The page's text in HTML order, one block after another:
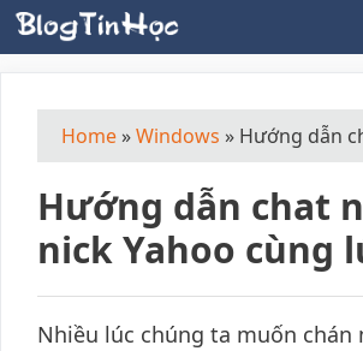
Skip
to
Home »Windows » Hướng dẫn chat nhiều
Hướng dẫn chat
nick Yahoo cùng
Nhiều lúc chúng ta muốn chán